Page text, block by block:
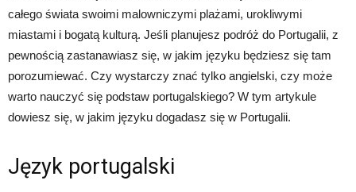
całego świata swoimi malowniczymi plażami, urokliwymi
miastami i bogatą kulturą. Jeśli planujesz podróż do Portugalii, z
pewnością zastanawiasz się, w jakim języku będziesz się tam
porozumiewać. Czy wystarczy znać tylko angielski, czy może
warto nauczyć się podstaw portugalskiego? W tym artykule
dowiesz się, w jakim języku dogadasz się w Portugalii.
Język portugalski